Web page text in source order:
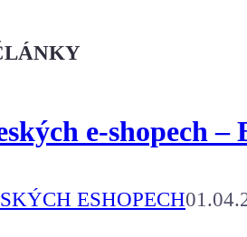
e-shopech –
ESHOPECH